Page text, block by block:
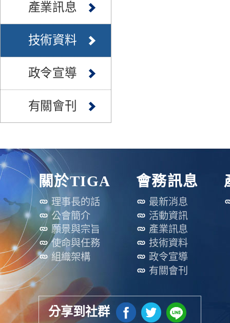
產業訊息
技術資料
政令宣導
有關會刊
關於TIGA
理事長的話
公會簡介
願景與宗旨
使命與任務
組織架構
會務訊息
最新消息
活動資訊
產業訊息
技術資料
政令宣導
有關會刊
分享到社群